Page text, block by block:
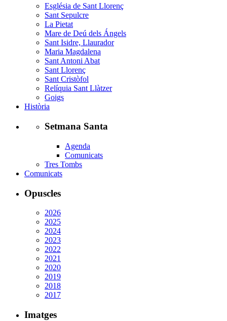
Església de Sant Llorenç
Sant Sepulcre
La Pietat
Mare de Deú dels Ángels
Sant Isidre, Llaurador
Maria Magdalena
Sant Antoni Abat
Sant Llorenç
Sant Cristòfol
Relíquia Sant Llàtzer
Goigs
Història
Setmana Santa
Agenda
Comunicats
Tres Tombs
Comunicats
Opuscles
2026
2025
2024
2023
2022
2021
2020
2019
2018
2017
Imatges